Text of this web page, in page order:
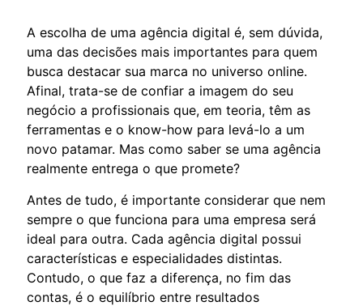
A escolha de uma agência digital é, sem dúvida,
uma das decisões mais importantes para quem
busca destacar sua marca no universo online.
Afinal, trata-se de confiar a imagem do seu
negócio a profissionais que, em teoria, têm as
ferramentas e o know-how para levá-lo a um
novo patamar. Mas como saber se uma agência
realmente entrega o que promete?
Antes de tudo, é importante considerar que nem
sempre o que funciona para uma empresa será
ideal para outra. Cada agência digital possui
características e especialidades distintas.
Contudo, o que faz a diferença, no fim das
contas, é o equilíbrio entre resultados